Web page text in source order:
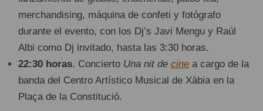
merchandising, máquina de confeti y fotógrafo
durante el evento, con los Dj’s Javi Mengu y Raúl
Albi como Dj invitado, hasta las 3:30 horas.
22:30 horas. Concierto Una nit de cine a cargo de la
banda del Centro Artístico Musical de Xàbia en la
Plaça de la Constitució.